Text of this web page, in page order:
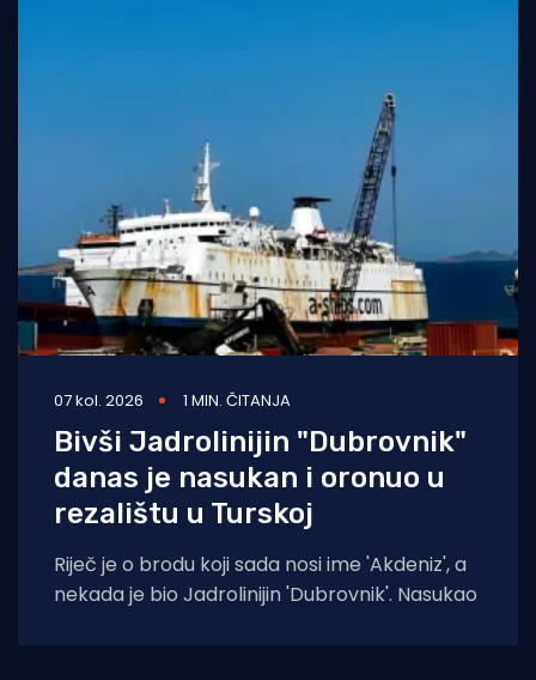
07 kol. 2026 1 MIN. ČITANJA
Bivši Jadrolinijin "Dubrovnik"
danas je nasukan i oronuo u
rezalištu u Turskoj
Riječ je o brodu koji sada nosi ime 'Akdeniz', a
nekada je bio Jadrolinijin 'Dubrovnik'. Nasukao